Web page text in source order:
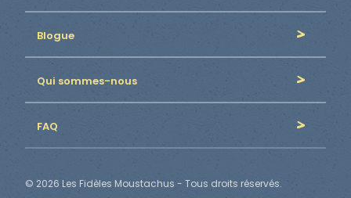
Blogue
Qui sommes-nous
FAQ
© 2026 Les Fidèles Moustachus - Tous droits réservés.